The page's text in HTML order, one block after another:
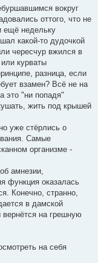
вокруг
оттого, что не
ещё недельку
какой-то дудочкой
чересчур вжился в
курваты
разница, если
взамен? Всё не на
это "ни попадя"
жить под крышей
уже стёрлись о
Самые
организме -
амнезии,
функция оказалась
Конечно, странно,
в дамской
на грешную
на себя